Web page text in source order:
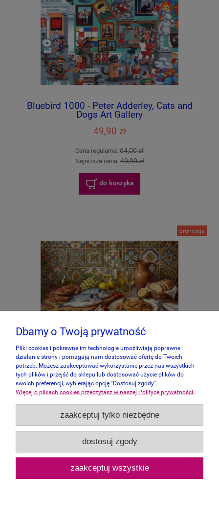
Bluebird 1000 - Peter Adderley, Cats and
Dogs Art Gallery
49,90 zł
Cena regularna: 64,00 zł
Najniższa cena:49,90 zł
do koszyka
Bluebird 1000 - Flavours of the South
49,90 zł
Najniższa cena: 49,90 zł
promocja
Dbamy o Twoją prywatność
Pliki cookies i pokrewne im technologie umożliwiają poprawne
działanie strony i pomagają nam dostosować ofertę do Twoich
potrzeb. Możesz zaakceptować wykorzystanie przez nas wszystkich
tych plików i przejść do sklepu lub dostosować użycie plików do
swoich preferencji, wybierając opcję "Dostosuj zgody".
Więcej o plikach cookies przeczytasz w naszej Polityce prywatności.
zaakceptuj tylko niezbędne
dostosuj zgody
zaakceptuj wszystkie